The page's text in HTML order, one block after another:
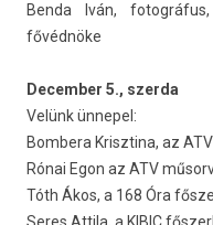
Benda Iván,
fővédnöke
De­cemb­er 5., szer­da
Velünk ünnepel:
Bom­bera Krisztina, az
Rónai Egon az ATV
Tóth Ákos, a 168 Óra